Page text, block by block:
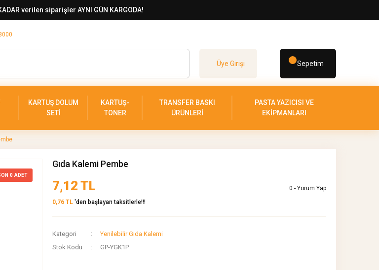
verilen siparişler AYNI GÜN KARGODA!
Üye Girişi Sepetim
KARTUŞ DOLUM
SETİ
KARTUŞ-
TONER
TRANSFER BASKI
ÜRÜNLERİ
PASTA YAZICISI VE
EKİPMANLARI
0 ADET
Gıda Kalemi Pembe
7,12 TL
0 - Yorum Yap
0,76 TL 'den başlayan taksitlerle!!!
Kategori
Yenilebilir Gıda Kalemi
Stok Kodu
GP-YGK1P